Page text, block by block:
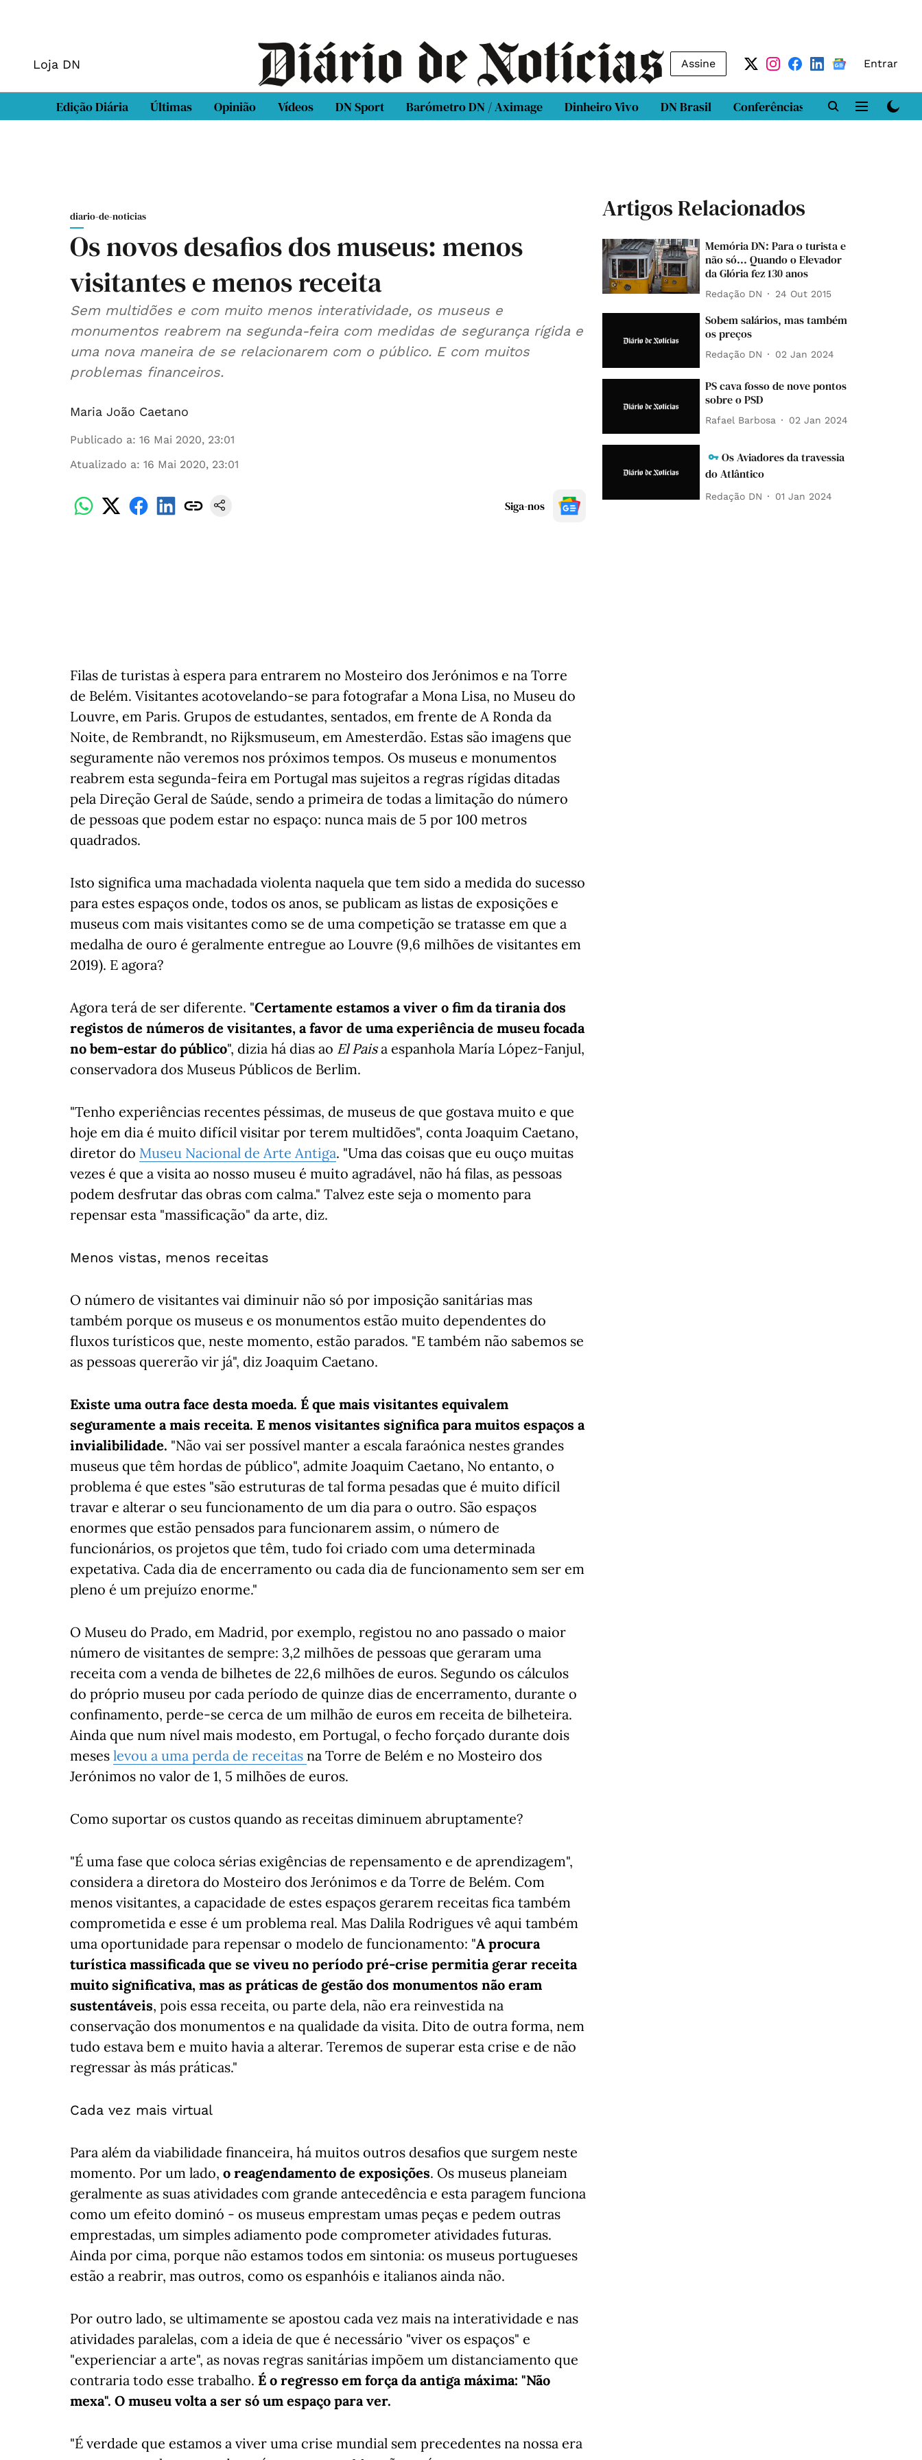
Loja DN Assine Entrar
Edição Diária Últimas Opinião Vídeos DN Sport Barómetro DN / Aximage Dinheiro Vivo DN Brasil Conferências DN LAB
diario-de-noticias
Os novos desafios dos museus: menos
visitantes e menos receita
Sem multidões e com muito menos interatividade, os museus e
monumentos reabrem na segunda-feira com medidas de segurança rígida e
uma nova maneira de se relacionarem com o público. E com muitos
problemas financeiros.
Maria João Caetano
Publicado a: 16 Mai 2020, 23:01
Atualizado a: 16 Mai 2020, 23:01
Siga-nos
Filas de turistas à espera para entrarem no Mosteiro dos Jerónimos e na Torre
de Belém. Visitantes acotovelando-se para fotografar a Mona Lisa, no Museu do
Louvre, em Paris. Grupos de estudantes, sentados, em frente de A Ronda da
Noite, de Rembrandt, no Rijksmuseum, em Amesterdão. Estas são imagens que
seguramente não veremos nos próximos tempos. Os museus e monumentos
reabrem esta segunda-feira em Portugal mas sujeitos a regras rígidas ditadas
pela Direção Geral de Saúde, sendo a primeira de todas a limitação do número
de pessoas que podem estar no espaço: nunca mais de 5 por 100 metros
quadrados.
Isto significa uma machadada violenta naquela que tem sido a medida do sucesso
para estes espaços onde, todos os anos, se publicam as listas de exposições e
museus com mais visitantes como se de uma competição se tratasse em que a
medalha de ouro é geralmente entregue ao Louvre (9,6 milhões de visitantes em
2019). E agora?
Agora terá de ser diferente. "Certamente estamos a viver o fim da tirania dos
registos de números de visitantes, a favor de uma experiência de museu focada
no bem-estar do público", dizia há dias ao El Paisa espanhola María López-Fanjul,
conservadora dos Museus Públicos de Berlim.
"Tenho experiências recentes péssimas, de museus de que gostava muito e que
hoje em dia é muito difícil visitar por terem multidões", conta Joaquim Caetano,
diretor do Museu Nacional de Arte Antiga. "Uma das coisas que eu ouço muitas
vezes é que a visita ao nosso museu é muito agradável, não há filas, as pessoas
podem desfrutar das obras com calma." Talvez este seja o momento para
repensar esta "massificação" da arte, diz.
Menos vistas, menos receitas
O número de visitantes vai diminuir não só por imposição sanitárias mas
também porque os museus e os monumentos estão muito dependentes do
fluxos turísticos que, neste momento, estão parados. "E também não sabemos se
as pessoas quererão vir já", diz Joaquim Caetano.
Existe uma outra face desta moeda. É que mais visitantes equivalem
seguramente a mais receita. E menos visitantes significa para muitos espaços a
invialibilidade. "Não vai ser possível manter a escala faraónica nestes grandes
museus que têm hordas de público", admite Joaquim Caetano, No entanto, o
problema é que estes "são estruturas de tal forma pesadas que é muito difícil
travar e alterar o seu funcionamento de um dia para o outro. São espaços
enormes que estão pensados para funcionarem assim, o número de
funcionários, os projetos que têm, tudo foi criado com uma determinada
expetativa. Cada dia de encerramento ou cada dia de funcionamento sem ser em
pleno é um prejuízo enorme."
O Museu do Prado, em Madrid, por exemplo, registou no ano passado o maior
número de visitantes de sempre: 3,2 milhões de pessoas que geraram uma
receita com a venda de bilhetes de 22,6 milhões de euros. Segundo os cálculos
do próprio museu por cada período de quinze dias de encerramento, durante o
confinamento, perde-se cerca de um milhão de euros em receita de bilheteira.
Ainda que num nível mais modesto, em Portugal, o fecho forçado durante dois
meses levou a uma perda de receitas na Torre de Belém e no Mosteiro dos
Jerónimos no valor de 1, 5 milhões de euros.
Como suportar os custos quando as receitas diminuem abruptamente?
"É uma fase que coloca sérias exigências de repensamento e de aprendizagem",
considera a diretora do Mosteiro dos Jerónimos e da Torre de Belém. Com
menos visitantes, a capacidade de estes espaços gerarem receitas fica também
comprometida e esse é um problema real. Mas Dalila Rodrigues vê aqui também
uma oportunidade para repensar o modelo de funcionamento: "A procura
turística massificada que se viveu no período pré-crise permitia gerar receita
muito significativa, mas as práticas de gestão dos monumentos não eram
sustentáveis, pois essa receita, ou parte dela, não era reinvestida na
conservação dos monumentos e na qualidade da visita. Dito de outra forma, nem
tudo estava bem e muito havia a alterar. Teremos de superar esta crise e de não
regressar às más práticas."
Cada vez mais virtual
Para além da viabilidade financeira, há muitos outros desafios que surgem neste
momento. Por um lado, o reagendamento de exposições. Os museus planeiam
geralmente as suas atividades com grande antecedência e esta paragem funciona
como um efeito dominó - os museus emprestam umas peças e pedem outras
emprestadas, um simples adiamento pode comprometer atividades futuras.
Ainda por cima, porque não estamos todos em sintonia: os museus portugueses
estão a reabrir, mas outros, como os espanhóis e italianos ainda não.
Por outro lado, se ultimamente se apostou cada vez mais na interatividade e nas
atividades paralelas, com a ideia de que é necessário "viver os espaços" e
"experienciar a arte", as novas regras sanitárias impõem um distanciamento que
contraria todo esse trabalho. É o regresso em força da antiga máxima: "Não
mexa". O museu volta a ser só um espaço para ver.
"É verdade que estamos a viver uma crise mundial sem precedentes na nossa era
Artigos Relacionados
Memória DN: Para o turista e
não só... Quando o Elevador
da Glória fez 130 anos
Redação DN 24 Out 2015
Sobem salários, mas também
os preços
Redação DN 02 Jan 2024
PS cava fosso de nove pontos
sobre o PSD
Rafael Barbosa 02 Jan 2024
Os Aviadores da travessia
do Atlântico
Redação DN 01 Jan 2024